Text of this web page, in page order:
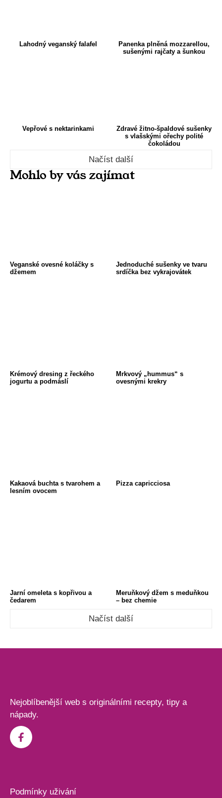
Lahodný veganský falafel
Panenka plněná mozzarellou,
sušenými rajčaty a šunkou
Vepřové s nektarinkami
Zdravé žitno-špaldové sušenky
s vlašskými ořechy polité
čokoládou
Načíst další
Mohlo by vás zajímat
Veganské ovesné koláčky s
džemem
Jednoduché sušenky ve tvaru
srdíčka bez vykrajovátek
Krémový dresing z řeckého
jogurtu a podmáslí
Mrkvový „hummus“ s
ovesnými krekry
Kakaová buchta s tvarohem a
lesním ovocem
Pizza capricciosa
Jarní omeleta s kopřivou a
čedarem
Meruňkový džem s meduňkou
– bez chemie
Načíst další
Nejoblíbenější web s originálními recepty, tipy a
nápady.
Podmínky uživání